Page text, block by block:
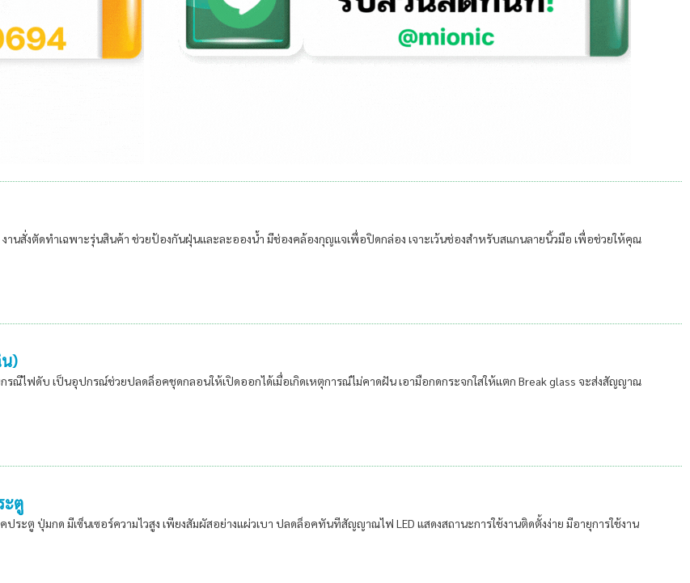
านสั่งตัดทำเฉพาะรุ่นสินค้า ช่วยป้องกันฝุ่นและละอองน้ำ มีช่องคล้องกุญแจเพื่อปิดกล่อง เจาะเว้นช่องสำหรับสแกนลายนิ้วมือ เพื่อช่วยให้คุณ
น)
รณีไฟดับ เป็นอุปกรณ์ช่วยปลดล็อคชุดกลอนให้เปิดออกได้เมื่อเกิดเหตุการณ์ไม่คาดฝัน เอามือกดกระจกใสให้แตก Break glass จะส่งสัญญาณ
ะตู
ะตู ปุ่มกด มีเซ็นเซอร์ความไวสูง เพียงสัมผัสอย่างแผ่วเบา ปลดล็อคทันทีสัญญาณไฟ LED แสดงสถานะการใช้งานติดตั้งง่าย มีอายุการใช้งาน